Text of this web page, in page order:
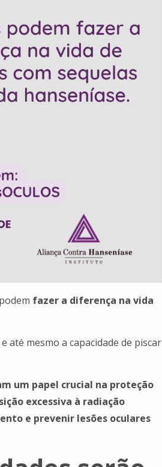
fazer a diferença na vida
até mesmo a capacidade de piscar
um papel crucial na proteção
excessiva à radiação
e prevenir lesões oculares